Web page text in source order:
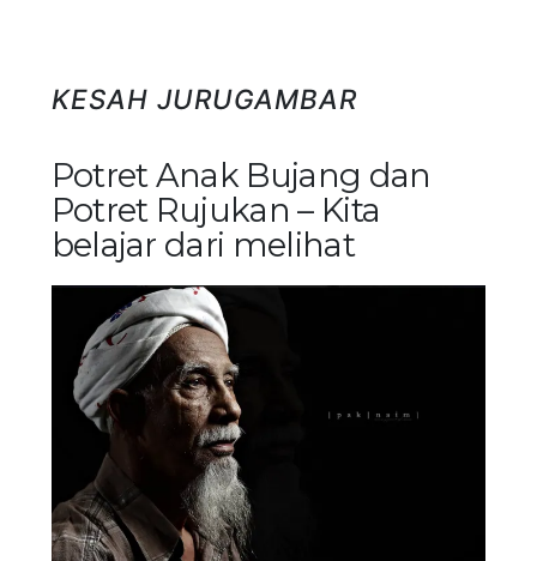
KESAH JURUGAMBAR
Potret Anak Bujang dan
Potret Rujukan – Kita
belajar dari melihat